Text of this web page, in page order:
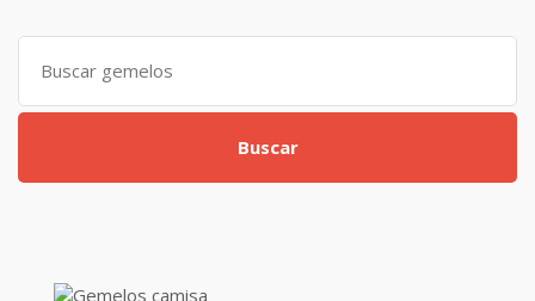
Search
for:
Buscar